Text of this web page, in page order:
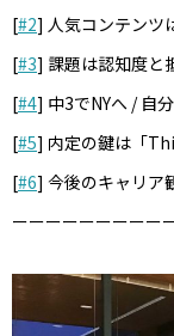
[#2] 人気コンテンツ
[#3] 課題は認知度と
[#4] 中3でNYへ / 自
[#5] 内定の鍵は「
[#6] 今後のキャリア
ーーーーーーーーー